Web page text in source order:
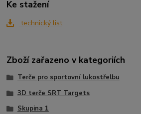
Ke stažení
technický list
Zboží zařazeno v kategoriích
Terče pro sportovní lukostřelbu
3D terče SRT Targets
Skupina 1